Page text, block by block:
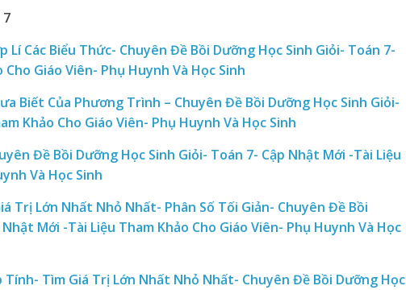
7
Lí Các Biểu Thức- Chuyên Đề Bồi Dưỡng Học Sinh Giỏi- Toán 7-
Giáo Viên- Phụ Huynh Và Học Sinh
Biết Của Phương Trình – Chuyên Đề Bồi Dưỡng Học Sinh Giỏi-
Khảo Cho Giáo Viên- Phụ Huynh Và Học Sinh
Đề Bồi Dưỡng Học Sinh Giỏi- Toán 7- Cập Nhật Mới -Tài Liệu
Và Học Sinh
Trị Lớn Nhất Nhỏ Nhất- Phân Số Tối Giản- Chuyên Đề Bồi
Mới -Tài Liệu Tham Khảo Cho Giáo Viên- Phụ Huynh Và Học
Tìm Giá Trị Lớn Nhất Nhỏ Nhất- Chuyên Đề Bồi Dưỡng Học